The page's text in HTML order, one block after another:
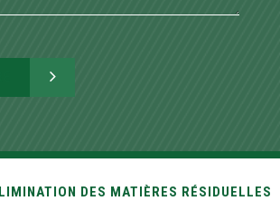
DES MATIÈRES RÉSIDUELLES